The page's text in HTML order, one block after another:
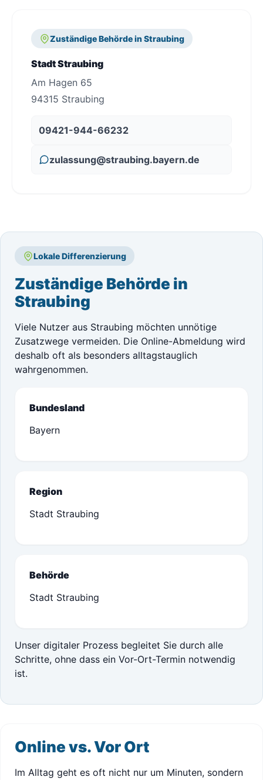
Zuständige Behörde in Straubing
Stadt Straubing
Am Hagen 65
94315 Straubing
09421-944-66232
zulassung@straubing.bayern.de
Lokale Differenzierung
Zuständige Behörde in
Straubing
Viele Nutzer aus Straubing möchten unnötige
Zusatzwege vermeiden. Die Online-Abmeldung wird
deshalb oft als besonders alltagstauglich
wahrgenommen.
Bundesland
Bayern
Region
Stadt Straubing
Behörde
Stadt Straubing
Unser digitaler Prozess begleitet Sie durch alle
Schritte, ohne dass ein Vor-Ort-Termin notwendig
ist.
Online vs. Vor Ort
Im Alltag geht es oft nicht nur um Minuten, sondern